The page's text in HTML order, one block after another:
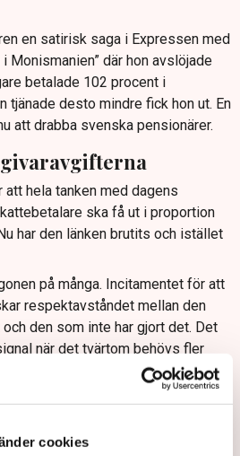
cookies
en satirisk saga i Expressen med
Monismanien” där hon avslöjade
betalade 102 procent i
tjänade desto mindre fick hon ut. En
att drabba svenska pensionärer.
hela tanken med dagens
ska få ut i proportion
har den länken brutits och istället
på många. Incitamentet för att
respektavståndet mellan den
den som inte har gjort det. Det
när det tvärtom behövs fler
han.